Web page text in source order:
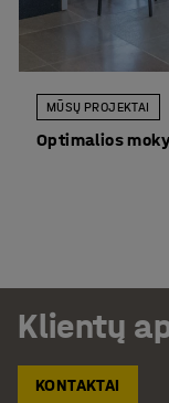
MŪSŲ PROJEKTAI
Optimalios
Klientų
KONTAKTAI